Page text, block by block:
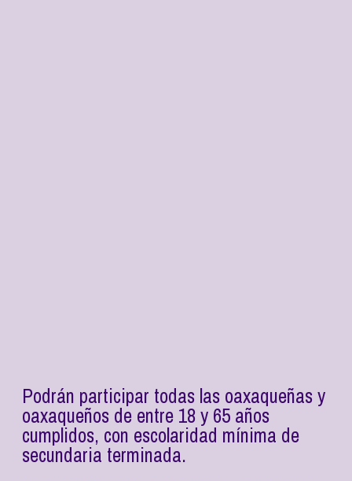
Podrán participar todas las oaxaqueñas y
oaxaqueños de entre 18 y 65 años
cumplidos, con escolaridad mínima de
secundaria terminada.